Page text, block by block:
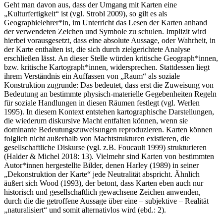
Geht man davon aus, dass der Umgang mit Karten eine
„Kulturfertigkeit“ ist (vgl. Strobl 2009), so gilt es als
Geographielehrer*in, im Unterricht das Lesen der Karten anhand
der verwendeten Zeichen und Symbole zu schulen. Implizit wird
hierbei vorausgesetzt, dass eine absolute Aussage, oder Wahrheit, in
der Karte enthalten ist, die sich durch zielgerichtete Analyse
erschließen lässt. An dieser Stelle würden kritische Geograph*innen,
bzw. kritische Kartograph*innen, widersprechen. Stattdessen liegt
ihrem Verständnis ein Auffassen von „Raum“ als soziale
Konstruktion zugrunde: Das bedeutet, dass erst die Zuweisung von
Bedeutung an bestimmte physisch-materielle Gegebenheiten Regeln
für soziale Handlungen in diesen Räumen festlegt (vgl. Werlen
1995). In diesem Kontext entstehen kartographische Darstellungen,
die wiederum diskursive Macht entfalten können, wenn sie
dominante Bedeutungszuweisungen reproduzieren. Karten können
folglich nicht außerhalb von Machtstrukturen existieren, die
gesellschaftliche Diskurse (vgl. z.B. Foucault 1999) strukturieren
(Halder & Michel 2018: 13). Vielmehr sind Karten von bestimmten
Autor*innen hergestellte Bilder, denen Harley (1989) in seiner
„Dekonstruktion der Karte“ jede Neutralität abspricht. Ähnlich
äußert sich Wood (1993), der betont, dass Karten eben auch nur
historisch und gesellschaftlich gewachsene Zeichen anwenden,
durch die die getroffene Aussage über eine – subjektive – Realität
„naturalisiert“ und somit alternativlos wird (ebd.: 2).